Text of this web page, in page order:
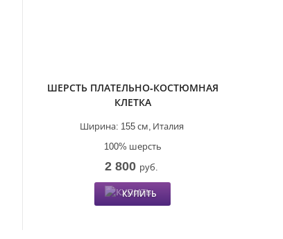
ШЕРСТЬ ПЛАТЕЛЬНО-КОСТЮМНАЯ
КЛЕТКА
Италия
Ширина: 155 см,
100% шерсть
2 800 руб.
КУПИТЬ